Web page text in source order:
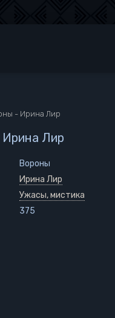
- Ирина Лир
Лир
Вороны
Ирина Лир
Ужасы, мистика
375